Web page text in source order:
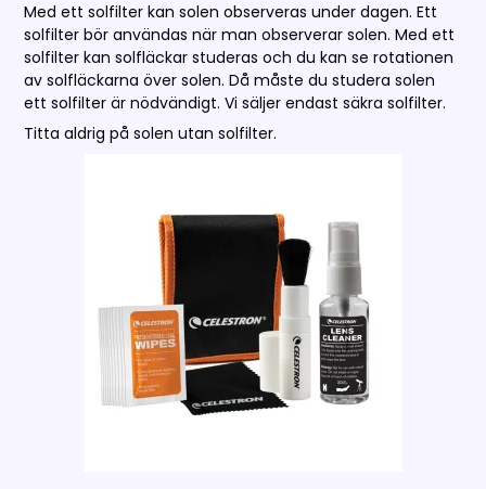
Med ett solfilter kan solen observeras under dagen. Ett
solfilter bör användas när man observerar solen. Med ett
solfilter kan solfläckar studeras och du kan se rotationen
av solfläckarna över solen. Då måste du studera solen
ett solfilter är nödvändigt. Vi säljer endast säkra solfilter.
Titta aldrig på solen utan solfilter.